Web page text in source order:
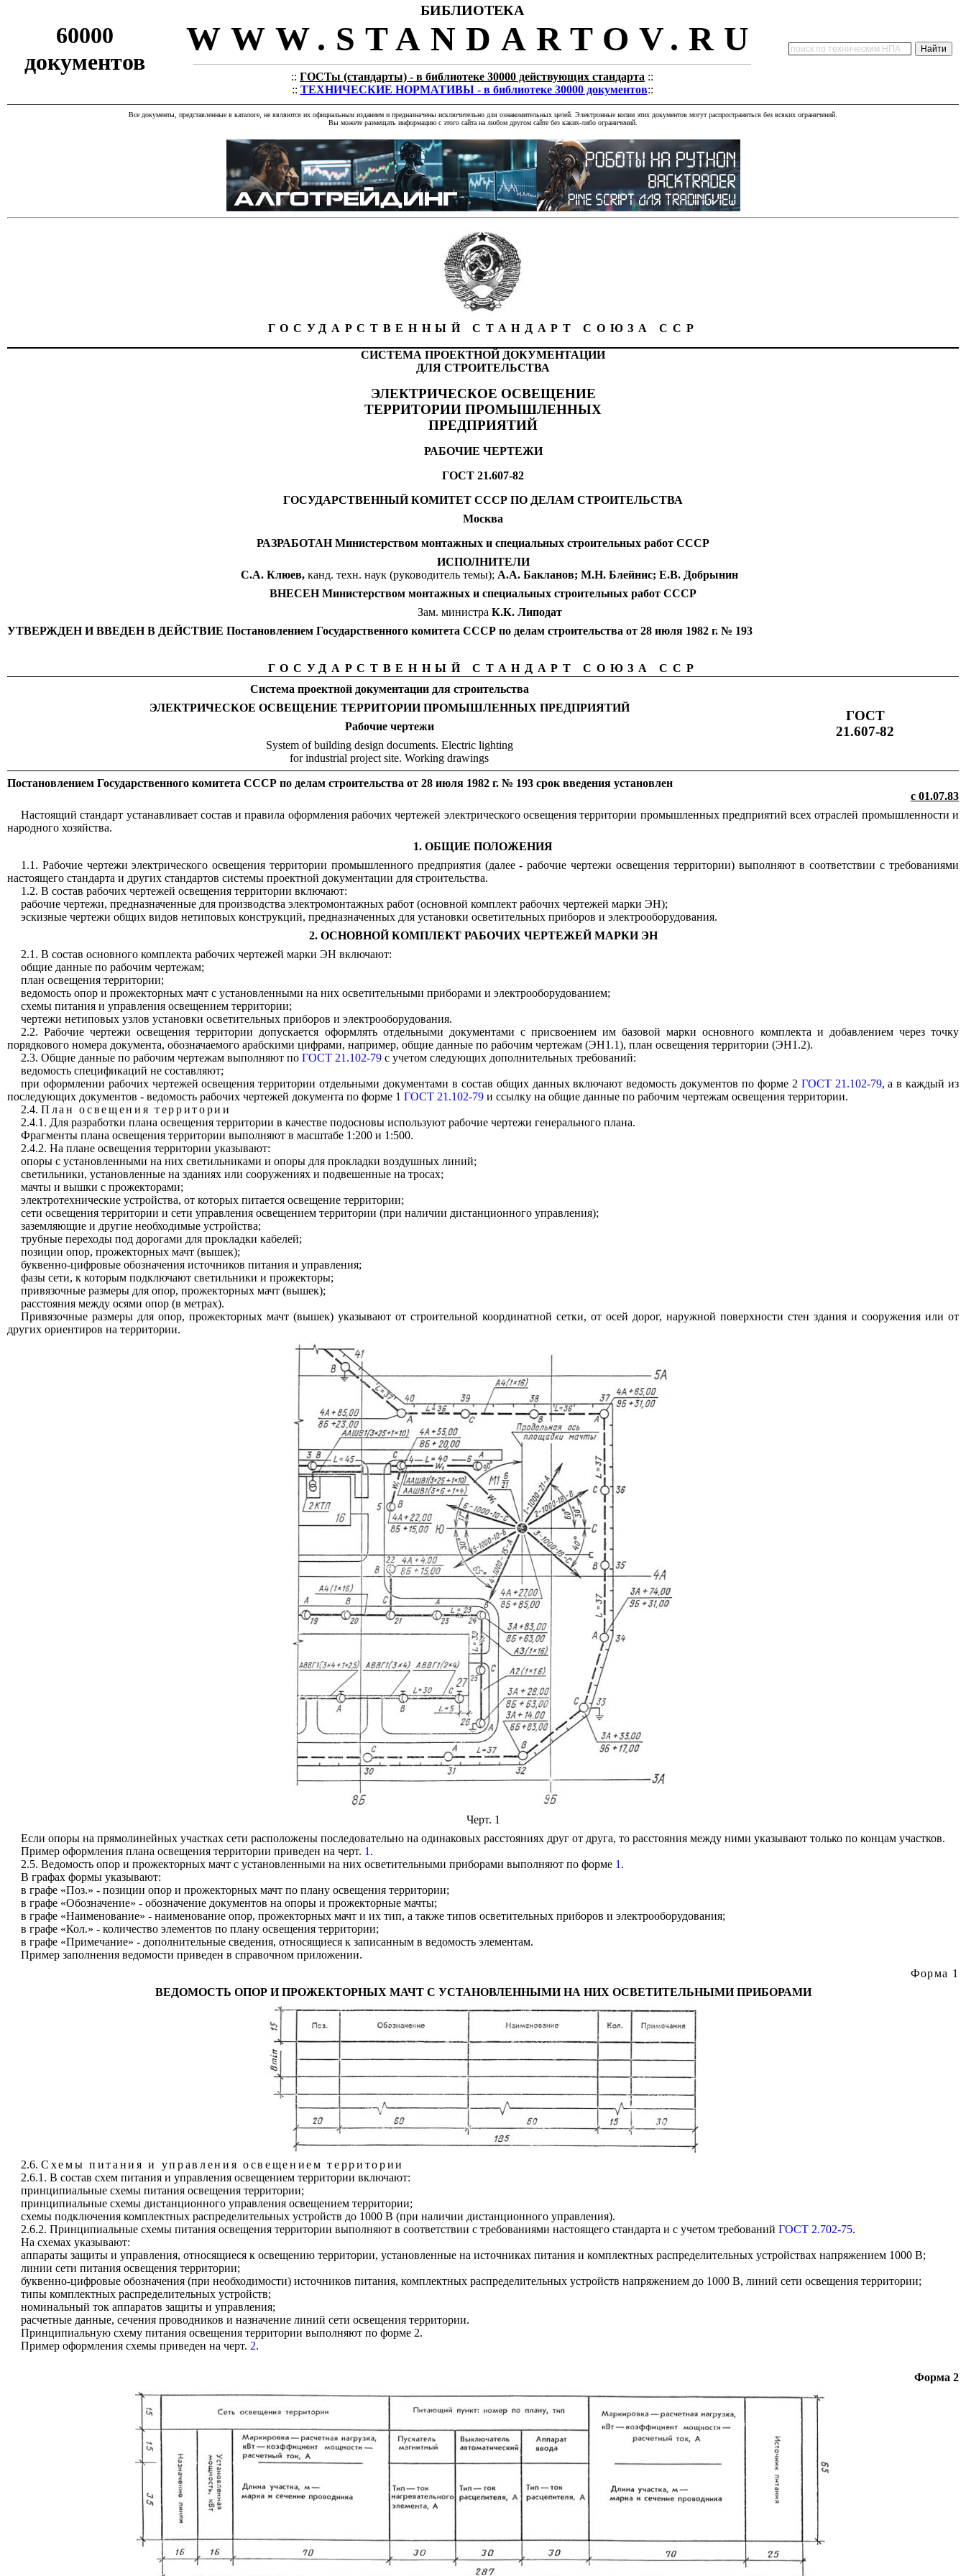
60000
документов
БИБЛИОТЕКА
WWW.STANDARTOV.RU
:: ГОСТы (стандарты) - в библиотеке 30000 действующих стандарта ::
:: ТЕХНИЧЕСКИЕ НОРМАТИВЫ - в библиотеке 30000 документов::
Все документы, представленные в каталоге, не являются их официальным изданием и предназначены исключительно для ознакомительных целей. Электронные копии этих документов могут распространяться без всяких ограничений.
Вы можете размещать информацию с этого сайта на любом другом сайте без каких-либо ограничений.
ГОСУДАРСТВЕННЫЙ СТАНДАРТ СОЮЗА ССР
СИСТЕМА ПРОЕКТНОЙ ДОКУМЕНТАЦИИ
ДЛЯ СТРОИТЕЛЬСТВА
ЭЛЕКТРИЧЕСКОЕ ОСВЕЩЕНИЕ
ТЕРРИТОРИИ ПРОМЫШЛЕННЫХ
ПРЕДПРИЯТИЙ
РАБОЧИЕ ЧЕРТЕЖИ
ГОСТ 21.607-82
ГОСУДАРСТВЕННЫЙ КОМИТЕТ СССР ПО ДЕЛАМ СТРОИТЕЛЬСТВА
Москва
РАЗРАБОТАН Министерством монтажных и специальных строительных работ СССР
ИСПОЛНИТЕЛИ
С.А. Клюев,канд. техн. наук (руководитель темы); А.А. Бакланов; М.Н. Блейнис; Е.В. Добрынин
ВНЕСЕН Министерством монтажных и специальных строительных работ СССР
Зам. министра К.К. Липодат
УТВЕРЖДЕН И ВВЕДЕН В ДЕЙСТВИЕ Постановлением Государственного комитета СССР по делам строительства от 28 июля 1982 г. № 193
ГОСУДАРСТВЕННЫЙ СТАНДАРТ СОЮЗА ССР
Система проектной документации для строительства
ЭЛЕКТРИЧЕСКОЕ ОСВЕЩЕНИЕ ТЕРРИТОРИИ ПРОМЫШЛЕННЫХ ПРЕДПРИЯТИЙ
Рабочие чертежи
System of building design documents. Electric lighting
for industrial project site. Working drawings
ГОСТ
21.607-82
Постановлением Государственного комитета СССР по делам строительства от 28 июля 1982 г. № 193 срок введения установлен
с 01.07.83
Настоящий стандарт устанавливает состав и правила оформления рабочих чертежей электрического освещения территории промышленных предприятий всех отраслей промышленности и
народного хозяйства.
1. ОБЩИЕ ПОЛОЖЕНИЯ
1.1. Рабочие чертежи электрического освещения территории промышленного предприятия (далее - рабочие чертежи освещения территории) выполняют в соответствии с требованиями
настоящего стандарта и других стандартов системы проектной документации для строительства.
1.2. В состав рабочих чертежей освещения территории включают:
рабочие чертежи, предназначенные для производства электромонтажных работ (основной комплект рабочих чертежей марки ЭН);
эскизные чертежи общих видов нетиповых конструкций, предназначенных для установки осветительных приборов и электрооборудования.
2. ОСНОВНОЙ КОМПЛЕКТ РАБОЧИХ ЧЕРТЕЖЕЙ МАРКИ ЭН
2.1. В состав основного комплекта рабочих чертежей марки ЭН включают:
общие данные по рабочим чертежам;
план освещения территории;
ведомость опор и прожекторных мачт с установленными на них осветительными приборами и электрооборудованием;
схемы питания и управления освещением территории;
чертежи нетиповых узлов установки осветительных приборов и электрооборудования.
2.2. Рабочие чертежи освещения территории допускается оформлять отдельными документами с присвоением им базовой марки основного комплекта и добавлением через точку
порядкового номера документа, обозначаемого арабскими цифрами, например, общие данные по рабочим чертежам (ЭН1.1), план освещения территории (ЭН1.2).
2.3. Общие данные по рабочим чертежам выполняют по ГОСТ 21.102-79с учетом следующих дополнительных требований:
ведомость спецификаций не составляют;
при оформлении рабочих чертежей освещения территории отдельными документами в состав общих данных включают ведомость документов по форме 2 ГОСТ 21.102-79, а в каждый из
последующих документов - ведомость рабочих чертежей документа по форме 1 ГОСТ 21.102-79 и ссылку на общие данные по рабочим чертежам освещения территории.
2.4. План освещения территории
2.4.1. Для разработки плана освещения территории в качестве подосновы используют рабочие чертежи генерального плана.
Фрагменты плана освещения территории выполняют в масштабе 1:200 и 1:500.
2.4.2. На плане освещения территории указывают:
опоры с установленными на них светильниками и опоры для прокладки воздушных линий;
светильники, установленные на зданиях или сооружениях и подвешенные на тросах;
мачты и вышки с прожекторами;
электротехнические устройства, от которых питается освещение территории;
сети освещения территории и сети управления освещением территории (при наличии дистанционного управления);
заземляющие и другие необходимые устройства;
трубные переходы под дорогами для прокладки кабелей;
позиции опор, прожекторных мачт (вышек);
буквенно-цифровые обозначения источников питания и управления;
фазы сети, к которым подключают светильники и прожекторы;
привязочные размеры для опор, прожекторных мачт (вышек);
расстояния между осями опор (в метрах).
Привязочные размеры для опор, прожекторных мачт (вышек) указывают от строительной координатной сетки, от осей дорог, наружной поверхности стен здания и сооружения или от
других ориентиров на территории.
Черт. 1
Если опоры на прямолинейных участках сети расположены последовательно на одинаковых расстояниях друг от друга, то расстояния между ними указывают только по концам участков.
Пример оформления плана освещения территории приведен на черт. 1 .
2.5. Ведомость опор и прожекторных мачт с установленными на них осветительными приборами выполняют по форме 1 .
В графах формы указывают:
в графе «Поз.» - позиции опор и прожекторных мачт по плану освещения территории;
в графе «Обозначение» - обозначение документов на опоры и прожекторные мачты;
в графе «Наименование» - наименование опор, прожекторных мачт и их тип, а также типов осветительных приборов и электрооборудования;
в графе «Кол.» - количество элементов по плану освещения территории;
в графе «Примечание» - дополнительные сведения, относящиеся к записанным в ведомость элементам.
Пример заполнения ведомости приведен в справочном приложении.
Форма 1
ВЕДОМОСТЬ ОПОР И ПРОЖЕКТОРНЫХ МАЧТ С УСТАНОВЛЕННЫМИ НА НИХ ОСВЕТИТЕЛЬНЫМИ ПРИБОРАМИ
2.6. Схемы питания и управления освещением территории
2.6.1. В состав схем питания и управления освещением территории включают:
принципиальные схемы питания освещения территории;
принципиальные схемы дистанционного управления освещением территории;
схемы подключения комплектных распределительных устройств до 1000 В (при наличии дистанционного управления).
2.6.2. Принципиальные схемы питания освещения территории выполняют в соответствии с требованиями настоящего стандарта и с учетом требований ГОСТ 2.702-75.
На схемах указывают:
аппараты защиты и управления, относящиеся к освещению территории, установленные на источниках питания и комплектных распределительных устройствах напряжением 1000 В;
линии сети питания освещения территории;
буквенно-цифровые обозначения (при необходимости) источников питания, комплектных распределительных устройств напряжением до 1000 В, линий сети освещения территории;
типы комплектных распределительных устройств;
номинальный ток аппаратов защиты и управления;
расчетные данные, сечения проводников и назначение линий сети освещения территории.
Принципиальную схему питания освещения территории выполняют по форме 2.
Пример оформления схемы приведен на черт. 2.
Форма 2